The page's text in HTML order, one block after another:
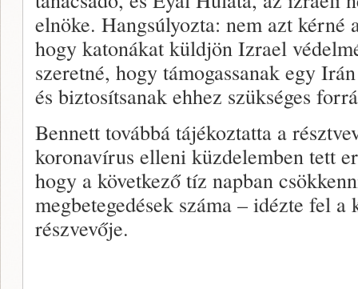
elnöke. Hangsúlyozta: nem azt
hogy katonákat küldjön Izrael
szeretné, hogy támogassanak egy
és biztosítsanak ehhez szükséges
Bennett továbbá tájékoztatta a
koronavírus elleni küzdelemben tett
hogy a következő tíz napban
megbetegedések száma – idézte fel
részvevője.